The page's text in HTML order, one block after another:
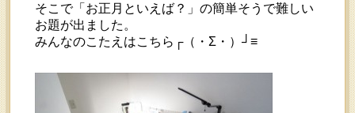
そこで「お正月といえば？」の簡単そうで難しい
お題が出ました。
みんなのこたえはこちら┌（・Σ・）┘≡